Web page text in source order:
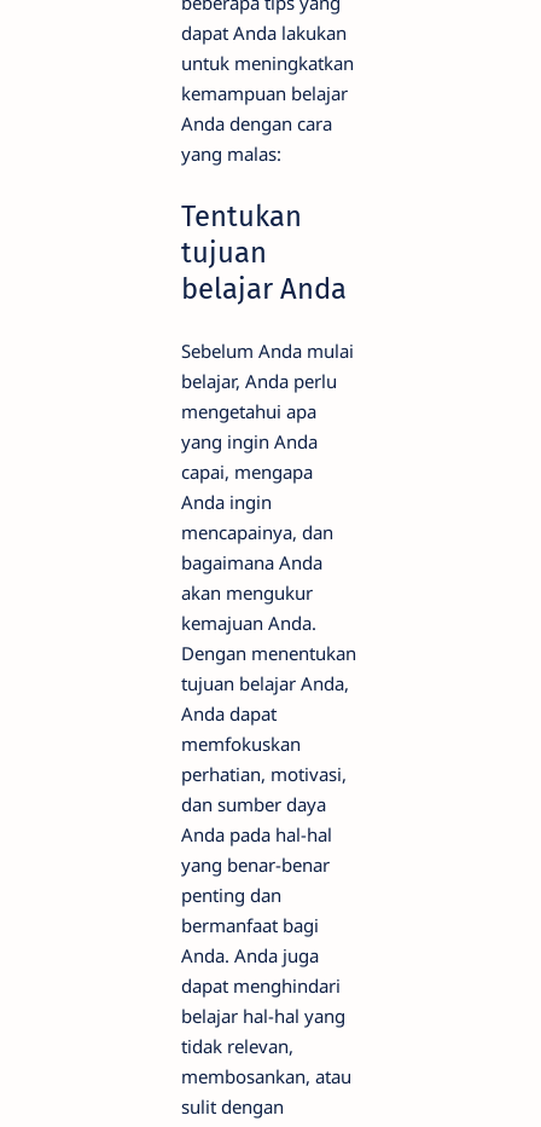
dapat Anda lakukan
untuk meningkatkan
kemampuan belajar
Anda dengan cara
yang malas:
Tentukan
tujuan
belajar Anda
Sebelum Anda mulai
belajar, Anda perlu
mengetahui apa
yang ingin Anda
capai, mengapa
Anda ingin
mencapainya, dan
bagaimana Anda
akan mengukur
kemajuan Anda.
Dengan menentukan
tujuan belajar Anda,
Anda dapat
memfokuskan
perhatian, motivasi,
dan sumber daya
Anda pada hal-hal
yang benar-benar
penting dan
bermanfaat bagi
Anda. Anda juga
dapat menghindari
belajar hal-hal yang
tidak relevan,
membosankan, atau
sulit dengan